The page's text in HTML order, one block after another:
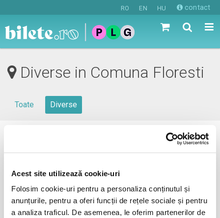
Acest site utilizează cookie-uri
Folosim cookie-uri pentru a personaliza conținutul și
anunțurile, pentru a oferi funcții de rețele sociale și pentru
a analiza traficul. De asemenea, le oferim partenerilor de
RO EN HU contact
Diverse in Comuna Floresti
Toate Diverse
0 evenimente in viitorul apropiat
anunta-ma pe email cand apare urmatorul eveniment la
Comuna Floresti